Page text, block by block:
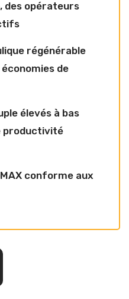
des opérateurs
régénérable
de
élevés à bas
productivité
conforme aux